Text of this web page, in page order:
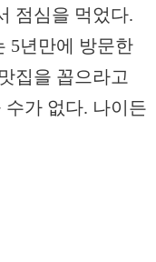
점심을 먹었다.
5년만에 방문한
집을 꼽으라고
가 없다. 나이든